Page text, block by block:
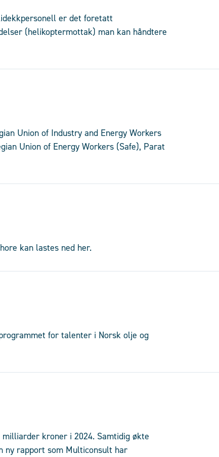
er det foretatt
(helikoptermottak) man kan håndtere
Union of Industry and Energy Workers
Union of Energy Workers (Safe), Parat
kan lastes ned her.
for talenter i Norsk olje og
kroner i 2024. Samtidig økte
ny rapport som Multiconsult har